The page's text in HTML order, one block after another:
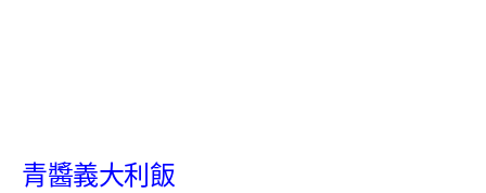
青醬義大利飯